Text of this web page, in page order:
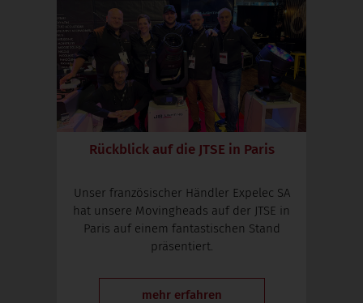
Rückblick auf die JTSE in Paris
Unser französischer Händler Expelec SA
hat unsere Movingheads auf der JTSE in
Paris auf einem fantastischen Stand
präsentiert.
mehr erfahren